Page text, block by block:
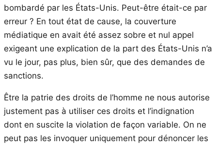
bombardé par les États-Unis. Peut-être était-ce par
erreur ? En tout état de cause, la couverture
médiatique en avait été assez sobre et nul appel
exigeant une explication de la part des États-Unis n’a
vu le jour, pas plus, bien sûr, que des demandes de
sanctions.
Être la patrie des droits de l’homme ne nous autorise
justement pas à utiliser ces droits et l’indignation
dont en suscite la violation de façon variable. On ne
peut pas les invoquer uniquement pour dénoncer les